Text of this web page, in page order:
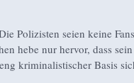
Polizisten seien keine
hebe nur hervor, dass
kriminalistischer Basis